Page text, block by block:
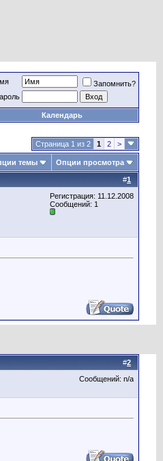
Запомнить?
Календарь
Страница 1 из 2 1 2 >
темы Опции просмотра
#1
Регистрация: 11.12.2008
Сообщений: 1
#2
Сообщений: n/a